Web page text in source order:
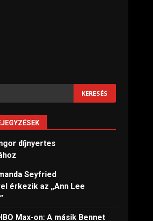
díjnyertes
Seyfried
érkezik az „Ann Lee
Max-on: A másik Bennet